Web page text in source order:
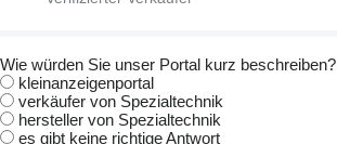
Wie würden Sie unser Portal kurz beschreiben?
kleinanzeigenportal
verkäufer von Spezialtechnik
hersteller von Spezialtechnik
es gibt keine richtige Antwort